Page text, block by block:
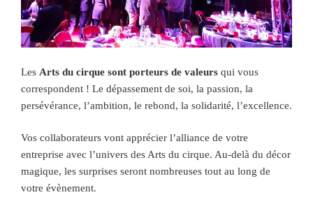
Les Arts du cirque sont porteurs de valeurs qui vous
correspondent ! Le dépassement de soi, la passion, la
persévérance, l’ambition, le rebond, la solidarité, l’excellence.
Vos collaborateurs vont apprécier l’alliance de votre
entreprise avec l’univers des Arts du cirque. Au-delà du décor
magique, les surprises seront nombreuses tout au long de
votre évènement.